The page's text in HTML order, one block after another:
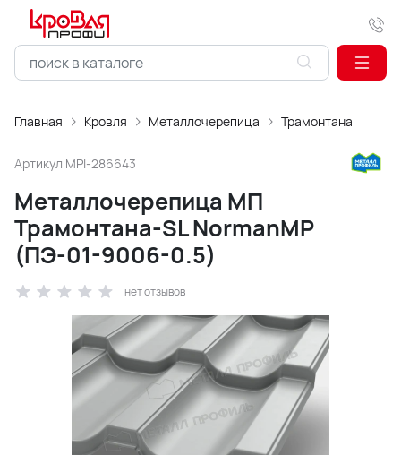
Главная Кровля Металлочерепица Трамонтана
Артикул MPI-286643
Металлочерепица МП
Трамонтана-SL NormanMP
(ПЭ-01-9006-0.5)
нет отзывов